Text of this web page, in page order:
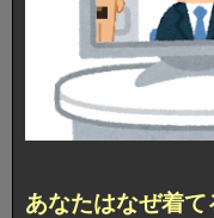
あなたはなぜ着